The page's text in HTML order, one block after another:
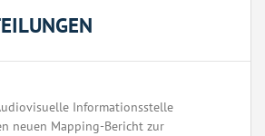
Informationsstelle
neuen Mapping-Bericht zur